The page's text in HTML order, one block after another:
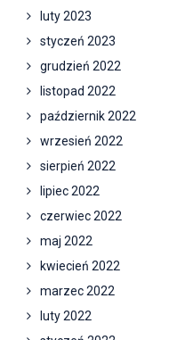
luty 2023
styczeń 2023
grudzień 2022
listopad 2022
październik 2022
wrzesień 2022
sierpień 2022
lipiec 2022
czerwiec 2022
maj 2022
kwiecień 2022
marzec 2022
luty 2022